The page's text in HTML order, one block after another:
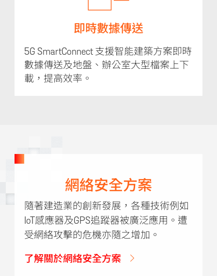
即時數據傳送
5G SmartConnect 支援智能建築方案即時
數據傳送及地盤、辦公室大型檔案上下
載，提高效率。
網絡安全方案
隨著建造業的創新發展，各種技術例如
IoT感應器及GPS追蹤器被廣泛應用。遭
受網絡攻擊的危機亦隨之增加。
了解關於網絡安全方案